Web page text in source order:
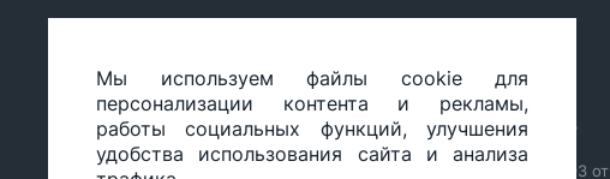
ООО «БИГ СТАР», УНП 490986593
Юридический адрес: 220035, Республика Беларусь, г.Минск,
ул.Тимирязева 65Б, оф.1107Б
Свидетельство о государственной регистрации: №490986593 от
Мы используем файлы cookie для
персонализации контента и рекламы,
работы социальных функций, улучшения
удобства использования сайта и анализа